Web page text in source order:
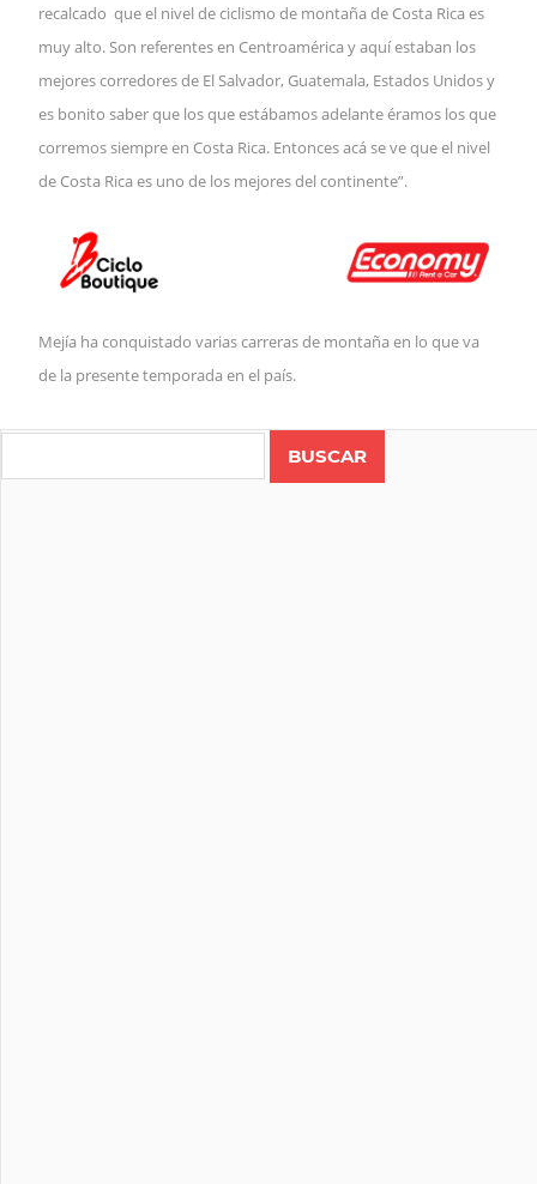
recalcado que el nivel de ciclismo de montaña de Costa Rica es
muy alto. Son referentes en Centroamérica y aquí estaban los
mejores corredores de El Salvador, Guatemala, Estados Unidos y
es bonito saber que los que estábamos adelante éramos los que
corremos siempre en Costa Rica. Entonces acá se ve que el nivel
de Costa Rica es uno de los mejores del continente”.
Mejía ha conquistado varias carreras de montaña en lo que va
de la presente temporada en el país.